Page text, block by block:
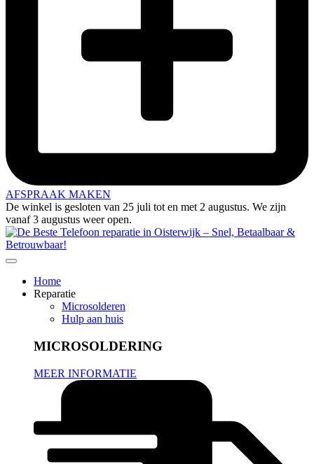
AFSPRAAK MAKEN
De winkel is gesloten van 25 juli tot en met 2 augustus. We zijn
vanaf 3 augustus weer open.
Home
Reparatie
Microsolderen
Hulp aan huis
MICROSOLDERING
MEER INFORMATIE